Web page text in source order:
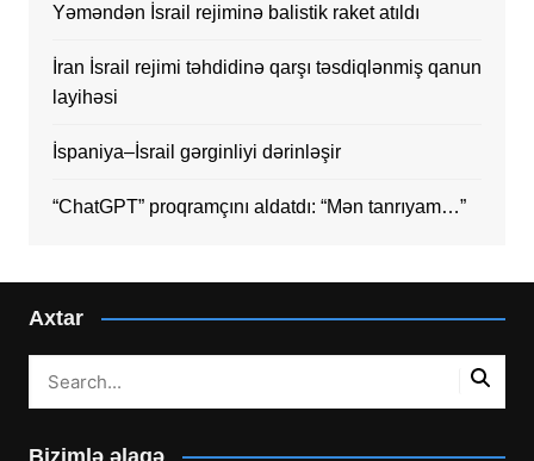
Yəməndən İsrail rejiminə balistik raket atıldı
İran İsrail rejimi təhdidinə qarşı təsdiqlənmiş qanun
layihəsi
İspaniya–İsrail gərginliyi dərinləşir
“ChatGPT” proqramçını aldatdı: “Mən tanrıyam…”
Axtar
Bizimlə əlaqə